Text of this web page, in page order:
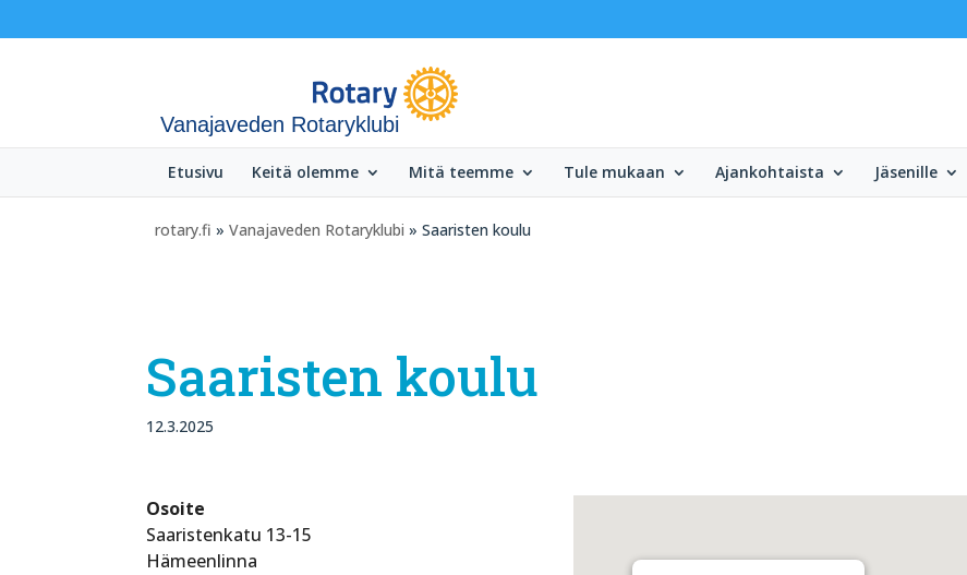
Vanajaveden Rotaryklubi
Etusivu Keitä olemme Mitä teemme Tule mukaan Ajankohtaista Jäsenille
rotary.fi » Vanajaveden Rotaryklubi » Saaristen koulu
Saaristen koulu
12.3.2025
Osoite
Saaristenkatu 13-15
Hämeenlinna